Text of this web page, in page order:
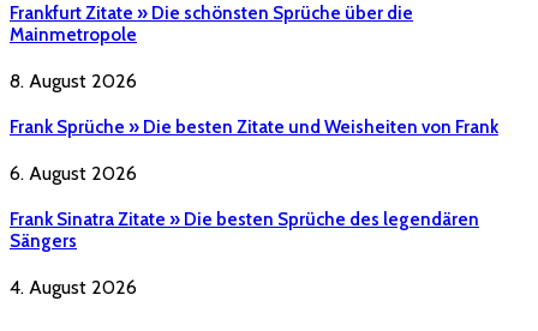
Frankfurt Zitate » Die schönsten Sprüche über die
Mainmetropole
8. August 2026
Frank Sprüche » Die besten Zitate und Weisheiten von Frank
6. August 2026
Frank Sinatra Zitate » Die besten Sprüche des legendären
Sängers
4. August 2026